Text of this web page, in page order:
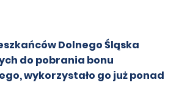
Dolnego Śląska
do pobrania bonu
wykorzystało go już ponad